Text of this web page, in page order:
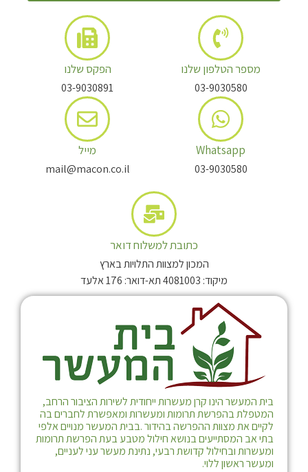
מספר הטלפון שלנו
03-9030580
Whatsapp
03-9030580
הפקס שלנו
03-9030891
מייל
mail@macon.co.il
כתובת למשלוח דואר
המכון למצוות התלויות בארץ
מיקוד: 4081003 תא-דואר: 176 אלעד
בית המעשר הינו קרן מעשרות ייחודית לשירות הציבור הרחב,
המטפלת בהפרשת תרומות ומעשרות ומאפשרת לחברים בה
לקיים את מצוות ההפרשה בהידור .בבית המעשר מנויים אלפי
בתי אב המסתייעים בנושא חילול מטבע בעת הפרשת תרומות
ומעשרות ובחילול קדושת רבעי, נתינת מעשר עני לעניים,
ומעשר ראשון ללוי.